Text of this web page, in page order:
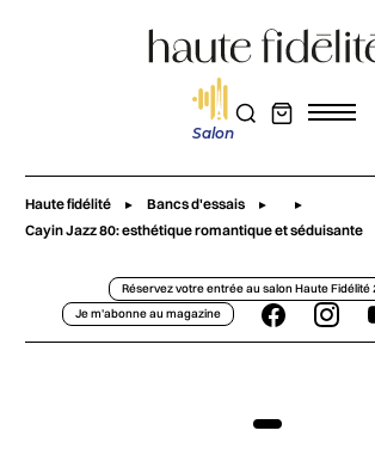
Salon
Haute fidélité
Bancs d'essais
Cayin Jazz 80: esthétique romantique et séduisante
Réservez votre entrée au salon Haute Fidélité
Je m'abonne au magazine